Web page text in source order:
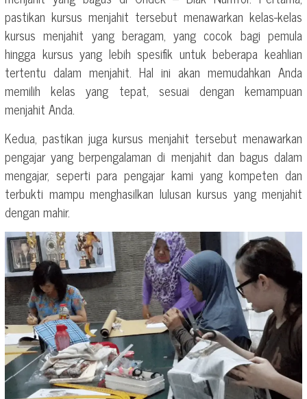
pastikan kursus menjahit tersebut menawarkan kelas-kelas
kursus menjahit yang beragam, yang cocok bagi pemula
hingga kursus yang lebih spesifik untuk beberapa keahlian
tertentu dalam menjahit. Hal ini akan memudahkan Anda
memilih kelas yang tepat, sesuai dengan kemampuan
menjahit Anda.
Kedua, pastikan juga kursus menjahit tersebut menawarkan
pengajar yang berpengalaman di menjahit dan bagus dalam
mengajar, seperti para pengajar kami yang kompeten dan
terbukti mampu menghasilkan lulusan kursus yang menjahit
dengan mahir.